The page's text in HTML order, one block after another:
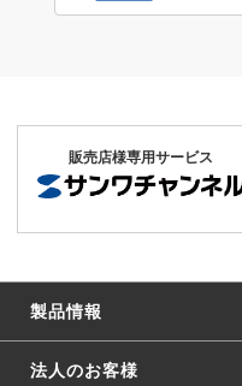
販売店様専用サービス
製品情報
法人のお客様